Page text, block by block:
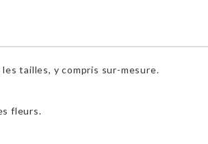
tailles, y compris sur-mesure.
fleurs.